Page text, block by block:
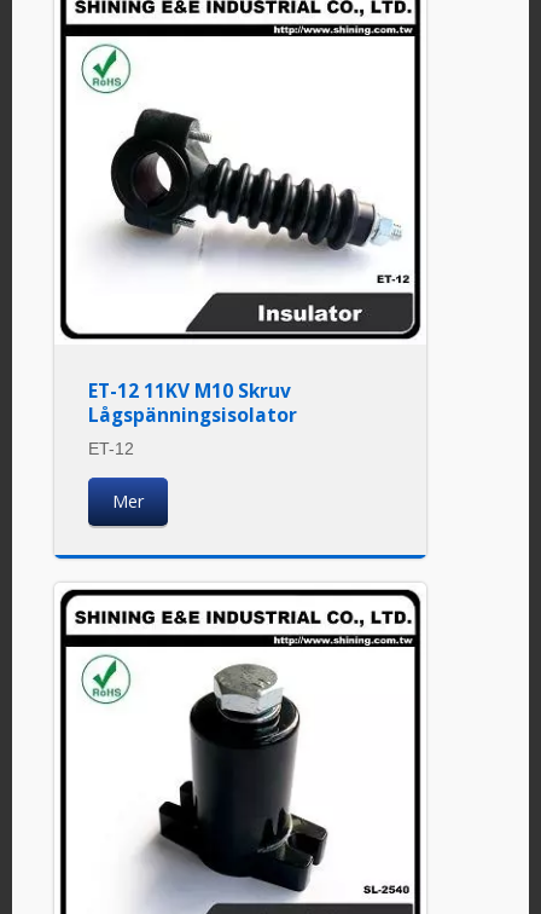
ET-12 11KV M10 Skruv
Lågspänningsisolator
ET-12
Mer